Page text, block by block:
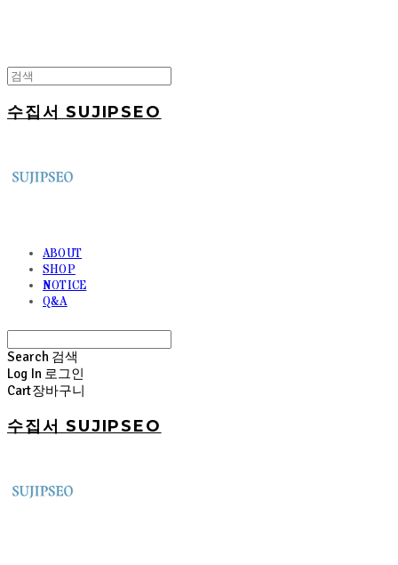
수집서 SUJIPSEO
ABOUT
SHOP
NOTICE
Q&A
Search 검색
Log In 로그인
Cart장바구니
수집서 SUJIPSEO